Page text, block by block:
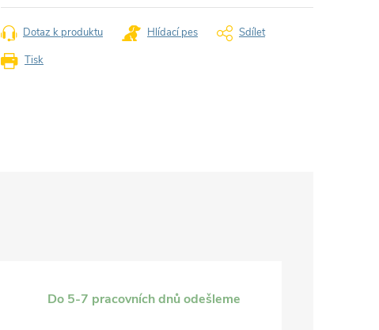
Tisk
Dotaz k produktu Hlídací pes Sdílet
Do 5-7 pracovních dnů odešleme